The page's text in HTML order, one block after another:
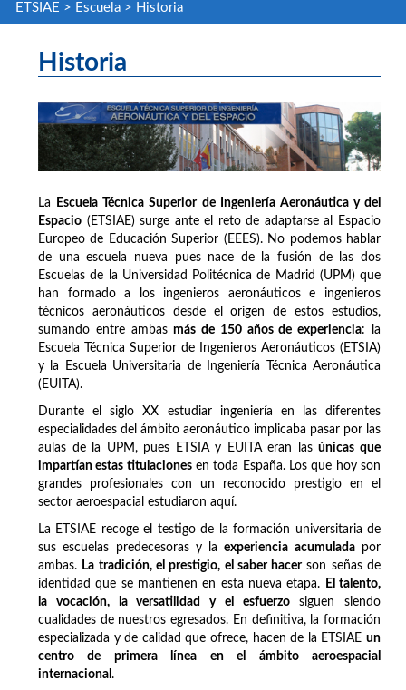
ETSIAE > Escuela> Historia
Historia
La
Escuela Técnica Superior de Ingeniería Aeronáutica y del
Espacio (ETSIAE) surge ante el reto de adaptarse al Espacio
Europeo de Educación Superior (EEES). No podemos hablar
de una escuela nueva pues nace de la fusión de las dos
Escuelas de la Universidad Politécnica de Madrid (UPM) que
han formado a los ingenieros aeronáuticos e ingenieros
técnicos aeronáuticos desde el origen de estos estudios,
sumando entre ambasmás de 150 años de experiencia: la
Escuela Técnica Superior de Ingenieros Aeronáuticos (ETSIA)
y la Escuela Universitaria de Ingeniería Técnica Aeronáutica
(EUITA).
Durante el siglo XX estudiar ingeniería en las diferentes
especialidades del ámbito aeronáutico implicaba pasar por las
aulas de la UPM, pues ETSIA y EUITA eran lasúnicas que
impartían estas titulacionesen toda España. Los que hoy son
grandes profesionales con un reconocido prestigio en el
sector aeroespacial estudiaron aquí.
La ETSIAE recoge el testigo de la formación universitaria de
sus escuelas predecesoras y laexperiencia acumuladapor
ambas. La tradición, el prestigio, el saber hacerson señas de
identidad que se mantienen en esta nueva etapa.
El talento,
la vocación, la versatilidad y el esfuerzosiguen siendo
cualidades de nuestros egresados. En definitiva, la formación
especializada y de calidad que ofrece, hacen de la ETSIAE un
centro de primera línea en el ámbito aeroespacial
internacional .